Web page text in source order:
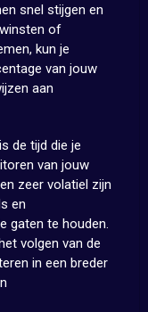
snel stijgen en
of
kun je
van jouw
aan
de tijd die je
van jouw
zeer volatiel zijn
en
gaten te houden.
volgen van de
in een breder